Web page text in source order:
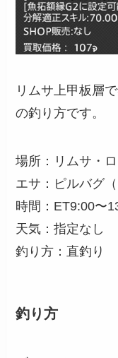
リムサ上甲板層
の釣り方です。
場所：リムサ・
エサ：ピルバグ
時間：ET9:00〜
天気：指定なし
釣り方：直釣り
釣り方